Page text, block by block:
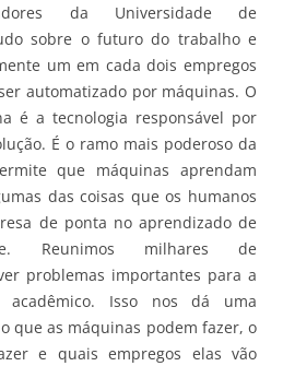
da Universidade de
sobre o futuro do trabalho e
um em cada dois empregos
automatizado por máquinas. O
é a tecnologia responsável por
É o ramo mais poderoso da
que máquinas aprendam
das coisas que os humanos
de ponta no aprendizado de
Reunimos milhares de
problemas importantes para a
Isso nos dá uma
que as máquinas podem fazer, o
e quais empregos elas vão